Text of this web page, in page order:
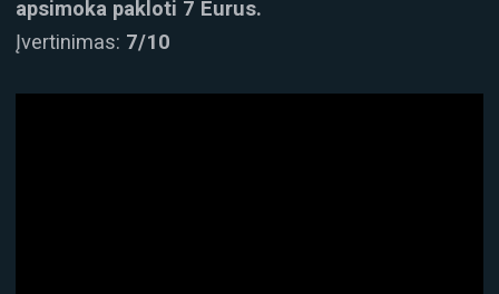
apsimoka pakloti 7 Eurus.
Įvertinimas: 7/10